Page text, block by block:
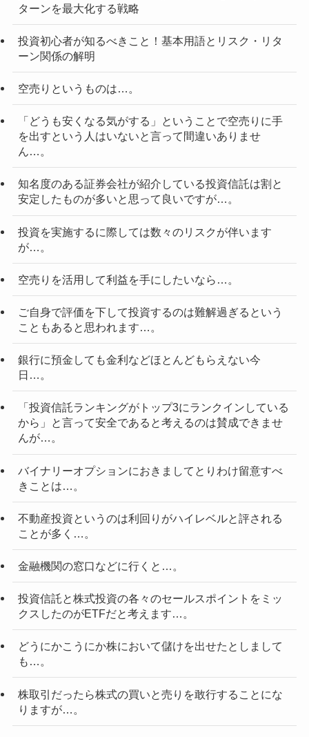
ターンを最大化する戦略
投資初心者が知るべきこと！基本用語とリスク・リタ
ーン関係の解明
空売りというものは…。
「どうも安くなる気がする」ということで空売りに手
を出すという人はいないと言って間違いありませ
ん…。
知名度のある証券会社が紹介している投資信託は割と
安定したものが多いと思って良いですが…。
投資を実施するに際しては数々のリスクが伴います
が…。
空売りを活用して利益を手にしたいなら…。
ご自身で評価を下して投資するのは難解過ぎるという
こともあると思われます…。
銀行に預金しても金利などほとんどもらえない今
日…。
「投資信託ランキングがトップ3にランクインしている
から」と言って安全であると考えるのは賛成できませ
んが…。
バイナリーオプションにおきましてとりわけ留意すべ
きことは…。
不動産投資というのは利回りがハイレベルと評される
ことが多く…。
金融機関の窓口などに行くと…。
投資信託と株式投資の各々のセールスポイントをミッ
クスしたのがETFだと考えます…。
どうにかこうにか株において儲けを出せたとしまして
も…。
株取引だったら株式の買いと売りを敢行することにな
りますが…。